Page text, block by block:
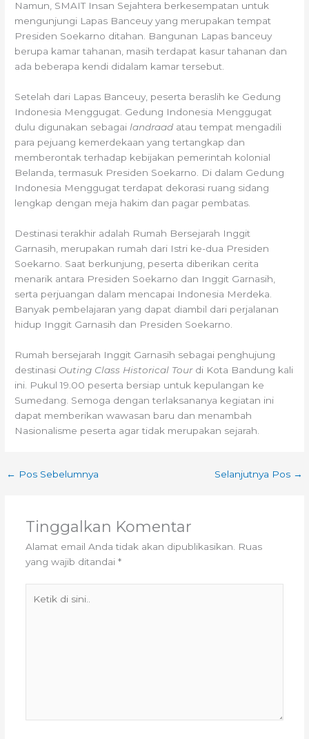
Namun, SMAIT Insan Sejahtera berkesempatan untuk
mengunjungi Lapas Banceuy yang merupakan tempat
Presiden Soekarno ditahan. Bangunan Lapas banceuy
berupa kamar tahanan, masih terdapat kasur tahanan dan
ada beberapa kendi didalam kamar tersebut.
Setelah dari Lapas Banceuy, peserta beraslih ke Gedung
Indonesia Menggugat. Gedung Indonesia Menggugat
dulu digunakan sebagai landraad atau tempat mengadili
para pejuang kemerdekaan yang tertangkap dan
memberontak terhadap kebijakan pemerintah kolonial
Belanda, termasuk Presiden Soekarno. Di dalam Gedung
Indonesia Menggugat terdapat dekorasi ruang sidang
lengkap dengan meja hakim dan pagar pembatas.
Destinasi terakhir adalah Rumah Bersejarah Inggit
Garnasih, merupakan rumah dari Istri ke-dua Presiden
Soekarno. Saat berkunjung, peserta diberikan cerita
menarik antara Presiden Soekarno dan Inggit Garnasih,
serta perjuangan dalam mencapai Indonesia Merdeka.
Banyak pembelajaran yang dapat diambil dari perjalanan
hidup Inggit Garnasih dan Presiden Soekarno.
Rumah bersejarah Inggit Garnasih sebagai penghujung
destinasi Outing Class Historical Tourdi Kota Bandung kali
ini. Pukul 19.00 peserta bersiap untuk kepulangan ke
Sumedang. Semoga dengan terlaksananya kegiatan ini
dapat memberikan wawasan baru dan menambah
Nasionalisme peserta agar tidak merupakan sejarah.
← Pos Sebelumnya Selanjutnya Pos →
Tinggalkan Komentar
Alamat email Anda tidak akan dipublikasikan. Ruas
yang wajib ditandai *